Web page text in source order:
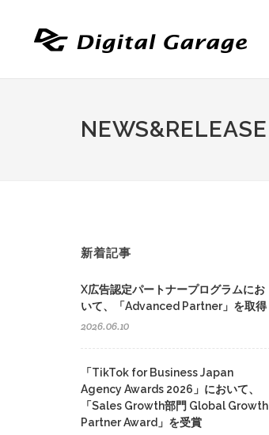
NEWS&RELEASE
新着記事
X広告認定パートナープログラムにお
いて、「Advanced Partner」を取得
2026.06.10
「TikTok for Business Japan
Agency Awards 2026」において、
「Sales Growth部門 Global Growth
Partner Award」を受賞